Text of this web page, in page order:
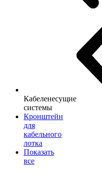
Кабеленесущие
системы
Кронштейн
для
кабельного
лотка
Показать
все